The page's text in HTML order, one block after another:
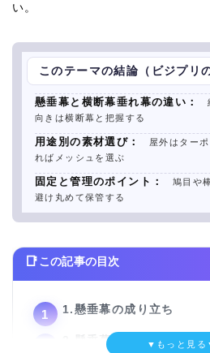
い。
このテーマの結論（ビジプリ
懸垂幕と横断幕垂れ幕の違い：
向きは横断幕と把握する
用途別の素材選び：
屋外はター
ればメッシュを選ぶ
固定と管理のポイント：
鳩目や
避け丸めて保管する
この記事の目次
1.懸垂幕の成り立ち
2.懸垂幕が活躍するシー
▼もっと見る